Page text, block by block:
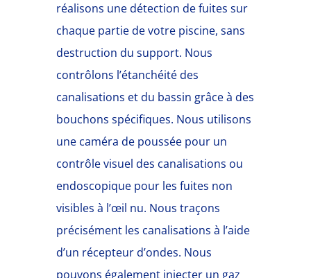
réalisons une détection de fuites sur
chaque partie de votre piscine, sans
destruction du support. Nous
contrôlons l’étanchéité des
canalisations et du bassin grâce à des
bouchons spécifiques. Nous utilisons
une caméra de poussée pour un
contrôle visuel des canalisations ou
endoscopique pour les fuites non
visibles à l’œil nu. Nous traçons
précisément les canalisations à l’aide
d’un récepteur d’ondes. Nous
pouvons également injecter un gaz